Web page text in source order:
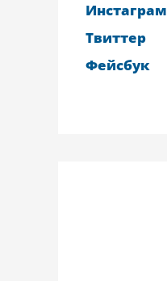
Инстаграм
Твиттер
Фейсбук